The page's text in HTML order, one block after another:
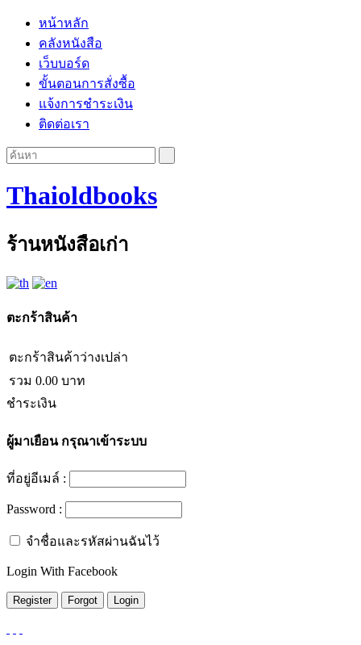
หน้าหลัก
คลังหนังสือ
เว็บบอร์ด
ขั้นตอนการสั่งซื้อ
แจ้งการชำระเงิน
ติดต่อเรา
Thaioldbooks
ร้านหนังสือเก่า
ตะกร้าสินค้า
ตะกร้าสินค้าว่างเปล่า
รวม 0.00 บาท
ชำระเงิน
ผู้มาเยือนกรุณาเข้าระบบ
ที่อยู่อีเมล์ :
Password :
จำชื่อและรหัสผ่านฉันไว้
Login With Facebook